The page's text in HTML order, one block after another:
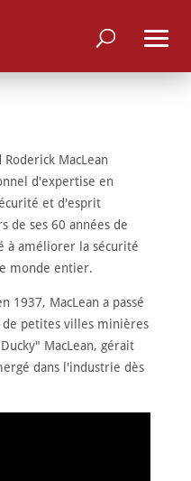
MacLean
d'expertise en
et d'esprit
de ses 60 années de
à améliorer la sécurité
monde entier.
1937, MacLean a passé
de petites villes minières
MacLean, gérait
dans l'industrie dès